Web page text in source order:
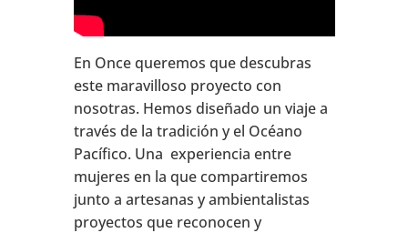
En Once queremos que descubras
este maravilloso proyecto con
nosotras. Hemos diseñado un viaje a
través de la tradición y el Océano
Pacífico. Una experiencia entre
mujeres en la que compartiremos
junto a artesanas y ambientalistas
proyectos que reconocen y